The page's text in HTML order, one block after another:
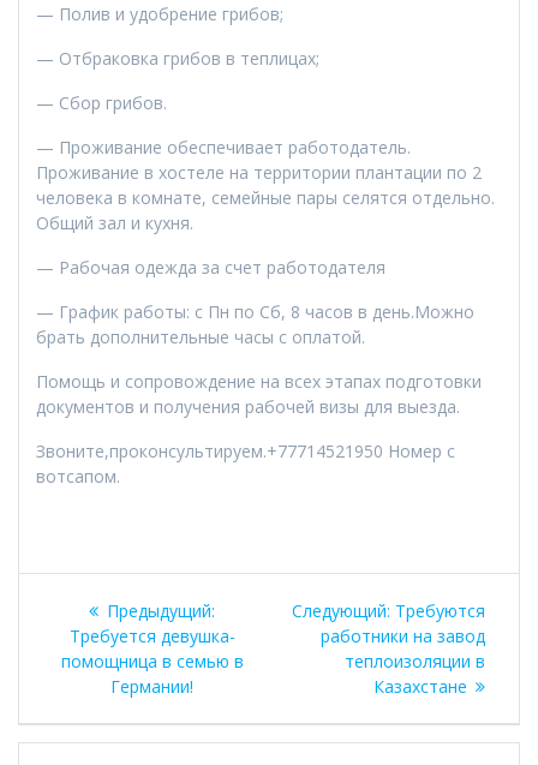
— Полив и удобрение грибов;
— Отбраковка грибов в теплицах;
— Сбор грибов.
— Проживание обеспечивает работодатель.
Проживание в хостеле на территории плантации по 2
человека в комнате, семейные пары селятся отдельно.
Общий зал и кухня.
— Рабочая одежда за счет работодателя
— График работы: с Пн по Сб, 8 часов в день.Можно
брать дополнительные часы с оплатой.
Помощь и сопровождение на всех этапах подготовки
документов и получения рабочей визы для выезда.
Звоните,проконсультируем.+77714521950 Номер с
вотсапом.
Навигация
по
записям
Предыдущий: Предыдущая
запись:
Требуется девушка-
помощница в семью в
Германии!
Следующий: Следующая
запись:
Требуются
работники на завод
теплоизоляции в
Казахстане